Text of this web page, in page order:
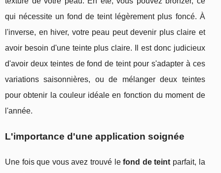
qui nécessite un fond de teint légèrement plus foncé. À
l'inverse, en hiver, votre peau peut devenir plus claire et
avoir besoin d'une teinte plus claire. Il est donc judicieux
d'avoir deux teintes de fond de teint pour s'adapter à ces
variations saisonnières, ou de mélanger deux teintes
pour obtenir la couleur idéale en fonction du moment de
l'année.
L'importance d'une application soignée
Une fois que vous avez trouvé lefond de teint parfait, la